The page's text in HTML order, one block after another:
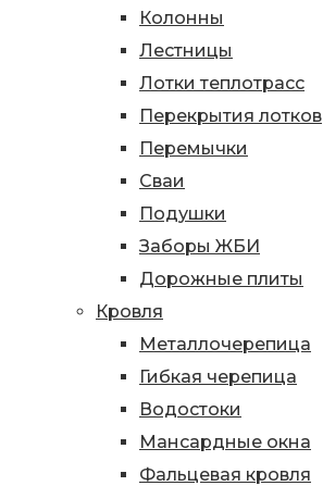
Колонны
Лестницы
Лотки теплотрасс
Перекрытия лотков
Перемычки
Сваи
Подушки
Заборы ЖБИ
Дорожные плиты
Кровля
Металлочерепица
Гибкая черепица
Водостоки
Мансардные окна
Фальцевая кровля